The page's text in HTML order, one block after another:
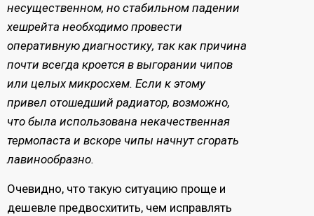
несущественном, но стабильном падении
хешрейта необходимо провести
оперативную диагностику, так как причина
почти всегда кроется в выгорании чипов
или целых микросхем. Если к этому
привел отошедший радиатор, возможно,
что была использована некачественная
термопаста и вскоре чипы начнут сгорать
лавинообразно.
Очевидно, что такую ситуацию проще и
дешевле предвосхитить, чем исправлять